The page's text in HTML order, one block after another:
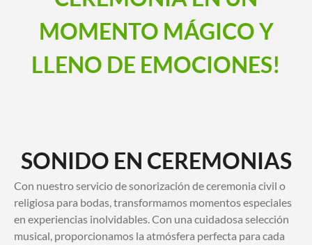
MOMENTO MÁGICO Y
LLENO DE EMOCIONES!
SONIDO EN CEREMONIAS
Con nuestro servicio de sonorización de ceremonia civil o
religiosa para bodas, transformamos momentos especiales
en experiencias inolvidables. Con una cuidadosa selección
musical, proporcionamos la atmósfera perfecta para cada